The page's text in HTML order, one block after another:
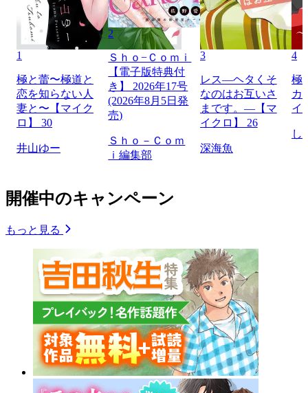
1
極と蕾〜極道と
恋を知らない人
妻と〜【マイク
ロ】 30
井山ゆー
2
Ｓｈｏ−Ｃｏｍｉ
【電子版特典付
き】 2026年17号
(2026年8月5日発
売)
Ｓｈｏ－Ｃｏｍ
ｉ編集部
3
レス―ヘタくそ
なのはお互いさ
まです。―【マ
イクロ】 26
深海魚
4
極
カ
イ
し
開催中のキャンペーン
もっと見る